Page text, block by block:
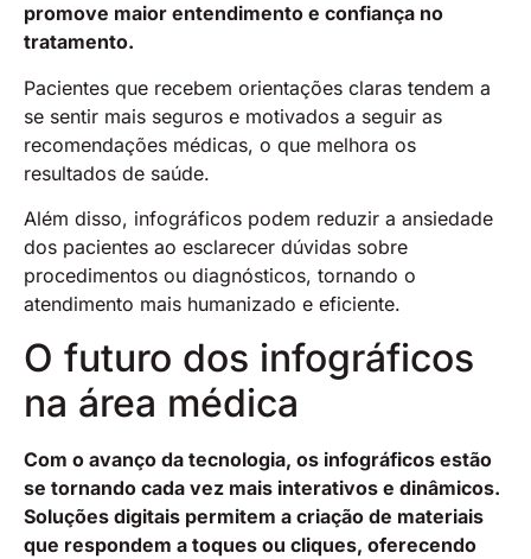
promove maior entendimento e confiança no
tratamento.
Pacientes que recebem orientações claras tendem a
se sentir mais seguros e motivados a seguir as
recomendações médicas, o que melhora os
resultados de saúde.
Além disso, infográficos podem reduzir a ansiedade
dos pacientes ao esclarecer dúvidas sobre
procedimentos ou diagnósticos, tornando o
atendimento mais humanizado e eficiente.
O futuro dos infográficos
na área médica
Com o avanço da tecnologia, os infográficos estão
se tornando cada vez mais interativos e dinâmicos.
Soluções digitais permitem a criação de materiais
que respondem a toques ou cliques, oferecendo